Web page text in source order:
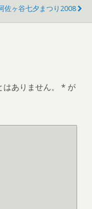
佐ヶ谷七夕まつり2008
ありません。 * が